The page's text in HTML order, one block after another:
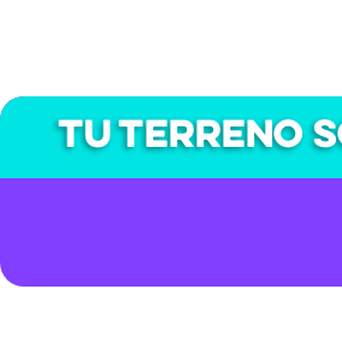
Tu terreno